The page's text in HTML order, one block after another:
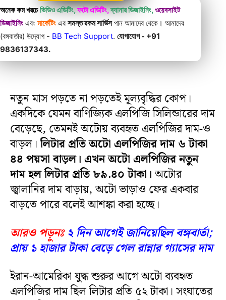
অনেক কম খরচে ভিডিও এডিটিং,ফটো এডিটিং,ব্যানার ডিজাইনিং,ওয়েবসাইট
ডিজাইনিং এবং মার্কেটিং এর সমস্ত রকম সার্ভিসপান আমাদের থেকে। আমাদের
(বঙ্গবার্তার) উদ্যোগ - BB Tech Support. যোগাযোগ - +91
9836137343.
নতুন মাস পড়তে না পড়তেই মূল্যবৃদ্ধির কোপ।
একদিকে যেমন বাণিজ্যিক এলপিজি সিলিন্ডারের দাম
বেড়েছে, তেমনই অটোয় ব্যবহৃত এলপিজির দাম-ও
বাড়ল।লিটার প্রতি অটো এলপিজির দাম ৬ টাকা
৪৪ পয়সা বাড়ল। এখন অটো এলপিজির নতুন
দাম হল লিটার প্রতি ৮৯.৪০ টাকা।অটোর
জ্বালানির দাম বাড়ায়, অটো ভাড়াও ফের একবার
বাড়তে পারে বলেই আশঙ্কা করা হচ্ছে।
আরও পড়ুনঃ ২ দিন আগেই জানিয়েছিল বঙ্গবার্তা;
প্রায় ১ হাজার টাকা বেড়ে গেল রান্নার গ্যাসের দাম
ইরান-আমেরিকা যুদ্ধ শুরুর আগে অটো ব্যবহৃত
এলপিজির দাম ছিল লিটার প্রতি ৫২ টাকা। সংঘাতের